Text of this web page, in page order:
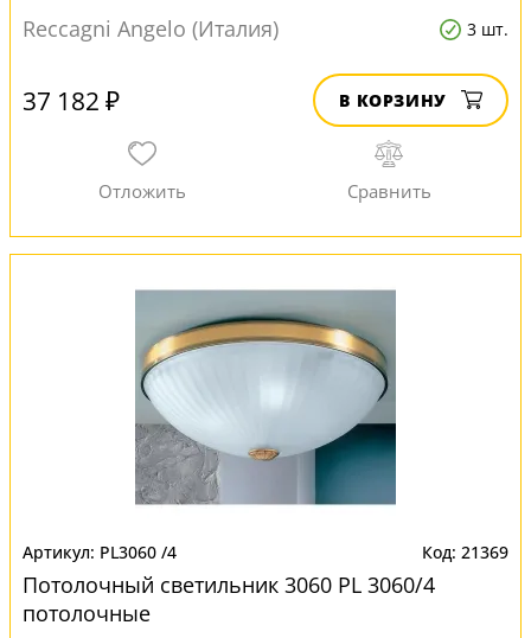
Reccagni Angelo (Италия) 3 шт.
37 182 ₽ В КОРЗИНУ
PL3060 /4 21369
Потолочный светильник 3060 PL 3060/4
потолочные